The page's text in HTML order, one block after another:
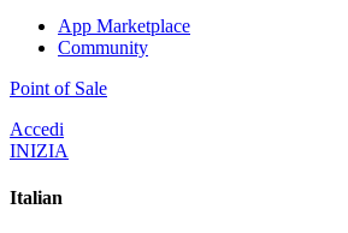
App Marketplace
Community
Point of Sale
Accedi
INIZIA
Italian